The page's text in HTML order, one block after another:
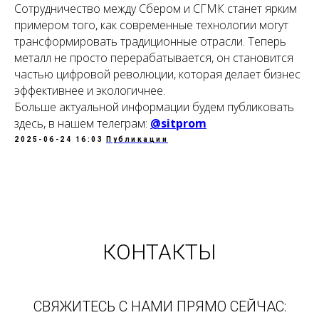
Сотрудничество между Сбером и СГМК станет ярким
примером того, как современные технологии могут
трансформировать традиционные отрасли. Теперь
металл не просто перерабатывается, он становится
частью цифровой революции, которая делает бизнес
эффективнее и экологичнее.
Больше актуальной информации будем публиковать
здесь, в нашем телеграм: @sitprom
2025-06-24 16:03 Публикации
КОНТАКТЫ
СВЯЖИТЕСЬ С НАМИ ПРЯМО СЕЙЧАС: